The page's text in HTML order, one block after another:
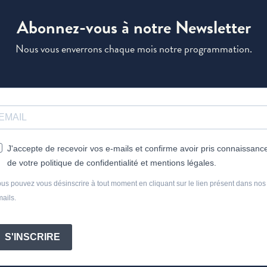
Abonnez-vous à notre Newsletter
Nous vous enverrons chaque mois notre programmation.
J'accepte de recevoir vos e-mails et confirme avoir pris
de votre politique de confidentialité et mentions légales.
pouvez vous désinscrire à tout moment en cliquant sur le lien présent dans nos
S'INSCRIRE